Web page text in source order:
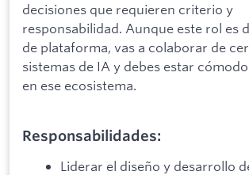
decisiones que requieren criterio y
responsabilidad. Aunque este rol es
de plataforma, vas a colaborar de
sistemas de IA y debes estar
en ese ecosistema.
Responsabilidades:
Liderar el diseño y desarrollo